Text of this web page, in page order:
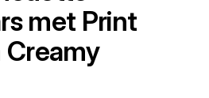
met Print
Creamy